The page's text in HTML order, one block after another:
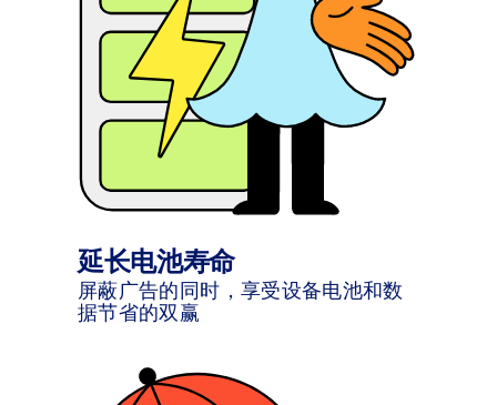
延长电池寿命
屏蔽广告的同时，享受设备电池和数
据节省的双赢